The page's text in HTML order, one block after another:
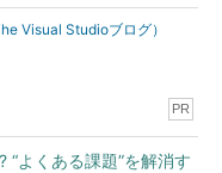
Visual Studioブログ）
PR
よくある課題”を解消す